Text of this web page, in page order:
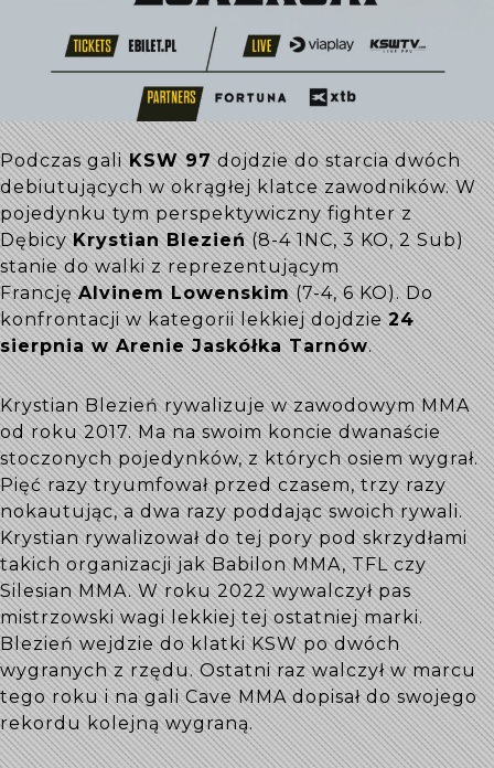
Podczas galiKSW 97dojdzie do starcia dwóch
debiutujących w okrągłej klatce zawodników. W
pojedynku tym perspektywiczny fighter z
DębicyKrystian Blezień(8-4 1NC, 3 KO, 2 Sub)
stanie do walki z reprezentującym
FrancjęAlvinem Lowenskim(7-4, 6 KO). Do
konfrontacji w kategorii lekkiej dojdzie24
sierpnia w Arenie Jaskółka Tarnów.
Krystian Blezień rywalizuje w zawodowym MMA
od roku 2017. Ma na swoim koncie dwanaście
stoczonych pojedynków, z których osiem wygrał.
Pięć razy tryumfował przed czasem, trzy razy
nokautując, a dwa razy poddając swoich rywali.
Krystian rywalizował do tej pory pod skrzydłami
takich organizacji jak Babilon MMA, TFL czy
Silesian MMA. W roku 2022 wywalczył pas
mistrzowski wagi lekkiej tej ostatniej marki.
Blezień wejdzie do klatki KSW po dwóch
wygranych z rzędu. Ostatni raz walczył w marcu
tego roku i na gali Cave MMA dopisał do swojego
rekordu kolejną wygraną.